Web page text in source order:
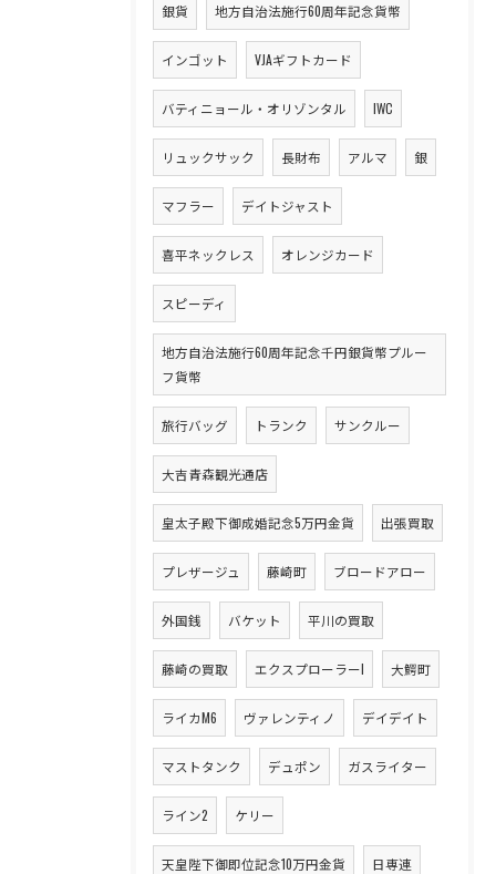
銀貨 地方自治法施行60周年記念貨幣
インゴット VJAギフトカード
バティニョール・オリゾンタル IWC
リュックサック 長財布 アルマ 銀
マフラー デイトジャスト
喜平ネックレス オレンジカード
スピーディ
地方自治法施行60周年記念千円銀貨幣プルー
フ貨幣
旅行バッグ トランク サンクルー
大吉青森観光通店
皇太子殿下御成婚記念5万円金貨 出張買取
プレザージュ 藤崎町 ブロードアロー
外国銭 バケット 平川の買取
藤崎の買取 エクスプローラーI 大鰐町
ライカM6 ヴァレンティノ デイデイト
マストタンク デュポン ガスライター
ライン2 ケリー
天皇陛下御即位記念10万円金貨 日専連